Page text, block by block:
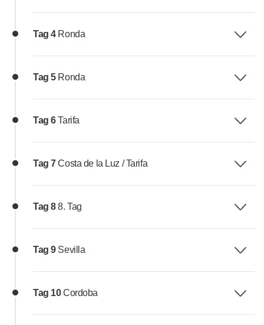
Tag 4 Ronda
Tag 5 Ronda
Tag 6Tarifa
Tag 7Costa de la Luz / Tarifa
Tag 88. Tag
Tag 9 Sevilla
Tag 10Cordoba